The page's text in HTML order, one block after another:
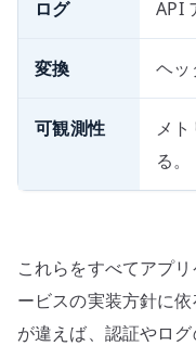
ログ API
変換 ヘッ
可観測性
メ
る。
これらをすべてアプ
ービスの実装方針に
が違えば、認証やロ